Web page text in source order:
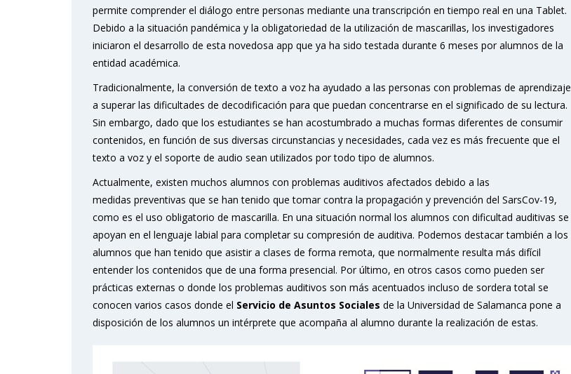
permite comprender el diálogo entre personas mediante una transcripción en tiempo real en una Tablet.
Debido a la situación pandémica y la obligatoriedad de la utilización de mascarillas, los investigadores
iniciaron el desarrollo de esta novedosa app que ya ha sido testada durante 6 meses por alumnos de la
entidad académica.
Tradicionalmente, la conversión de texto a voz ha ayudado a las personas con problemas de aprendizaje
a superar las dificultades de decodificación para que puedan concentrarse en el significado de su lectura.
Sin embargo, dado que los estudiantes se han acostumbrado a muchas formas diferentes de consumir
contenidos, en función de sus diversas circunstancias y necesidades, cada vez es más frecuente que el
texto a voz y el soporte de audio sean utilizados por todo tipo de alumnos.
Actualmente, existen muchos alumnos con problemas auditivos afectados debido a las
medidas preventivas que se han tenido que tomar contra la propagación y prevención del SarsCov-19,
como es el uso obligatorio de mascarilla. En una situación normal los alumnos con dificultad auditivas se
apoyan en el lenguaje labial para completar su compresión de auditiva. Podemos destacar también a los
alumnos que han tenido que asistir a clases de forma remota, que normalmente resulta más difícil
entender los contenidos que de una forma presencial. Por último, en otros casos como pueden ser
prácticas externas o donde los problemas auditivos son más acentuados incluso de sordera total se
conocen varios casos donde el Servicio de Asuntos Sociales de la Universidad de Salamanca pone a
disposición de los alumnos un intérprete que acompaña al alumno durante la realización de estas.